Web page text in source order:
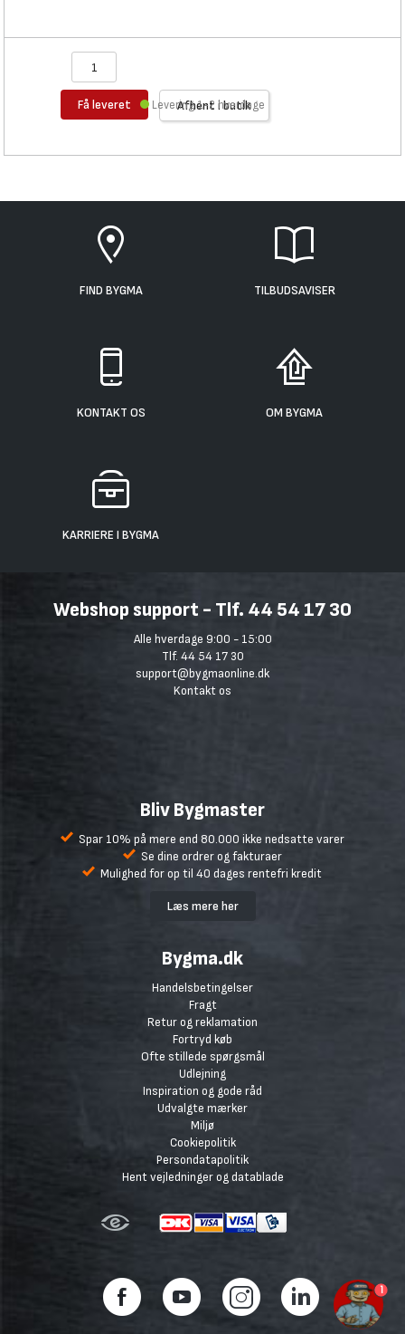
Få leveret Afhent i butik
Levering 1-2 hverdage
FIND BYGMA TILBUDSAVISER
KONTAKT OS OM BYGMA
KARRIERE I BYGMA
Webshop support - Tlf. 44 54 17 30
Alle hverdage 9:00 - 15:00
Tlf. 44 54 17 30
support@bygmaonline.dk
Kontakt os
Bliv Bygmaster
Spar 10% på mere end 80.000 ikke nedsatte varer
Se dine ordrer og fakturaer
Mulighed for op til 40 dages rentefri kredit
Læs mere her
Bygma.dk
Handelsbetingelser
Fragt
Retur og reklamation
Fortryd køb
Ofte stillede spørgsmål
Udlejning
Inspiration og gode råd
Udvalgte mærker
Miljø
Cookiepolitik
Persondatapolitik
Hent vejledninger og datablade
1